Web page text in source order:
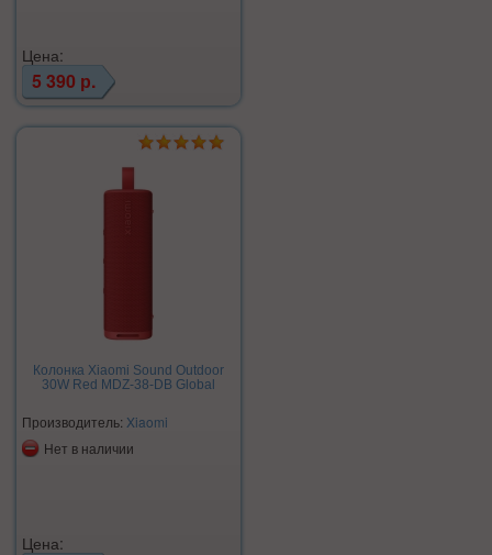
Цена:
5 390 р.
Колонка Xiaomi Sound Outdoor
30W Red MDZ-38-DB Global
Производитель: Xiaomi
Нет в наличии
Цена: